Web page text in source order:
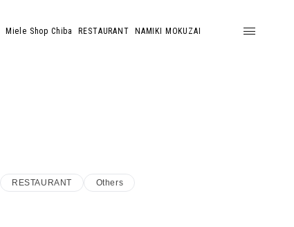
Miele Shop Chiba RESTAURANT NAMIKI MOKUZAI
RESTAURANT Others